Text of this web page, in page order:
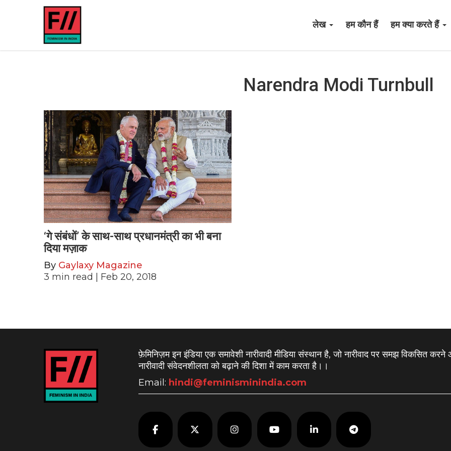
लेख हम कौन हैं हम क्या करते हैं
Narendra Modi Turnbull
‘गे संबंधों’ के साथ-साथ प्रधानमंत्री का भी बना
दिया मज़ाक
By Gaylaxy Magazine
3 min read | Feb 20, 2018
फ़ेमिनिज़म इन इंडिया एक समावेशी नारीवादी मीडिया संस्थान है, जो नारीवाद पर समझ विकसित
नारीवादी संवेदनशीलता को बढ़ाने की दिशा में काम करता है। ।
Email: hindi@feminisminindia.com